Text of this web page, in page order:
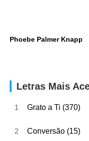
Phoebe Palmer Knapp
Letras Mais
1 Grato a Ti (370)
2 Conversão (15)